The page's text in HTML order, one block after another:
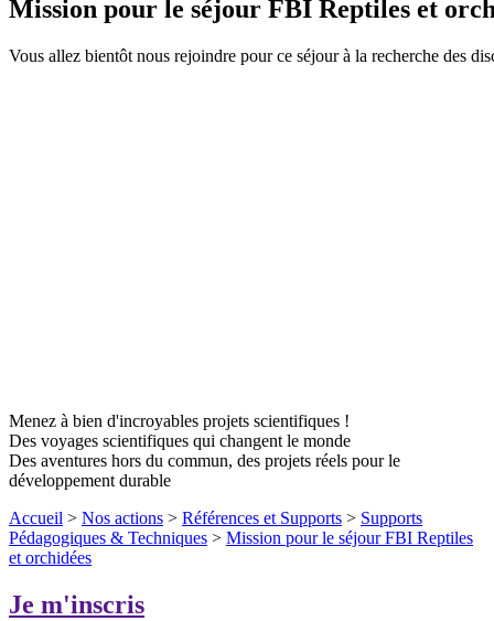
Mission pour le séjour FBI Reptiles et
Vous allez bientôt nous rejoindre pour ce séjour à la recherche des
Menez à bien d'incroyables projets scientifiques !
Des voyages scientifiques qui changent le monde
Des aventures hors du commun, des projets réels pour le
développement durable
Accueil > Nos actions > Références et Supports > Supports
Pédagogiques & Techniques > Mission pour le séjour FBI Reptiles
et orchidées
Je m'inscris